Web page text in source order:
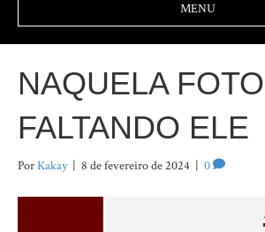
MENU
NAQUELA
FALTANDO ELE
PorKakay | 8 de fevereiro de 2024 | 0